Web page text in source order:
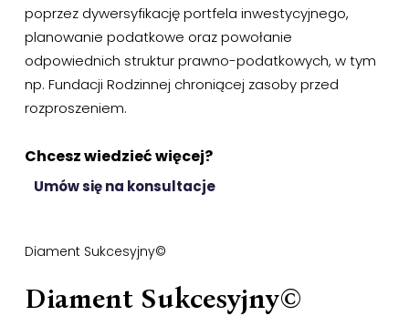
poprzez dywersyfikację portfela inwestycyjnego,
planowanie podatkowe oraz powołanie
odpowiednich struktur prawno-podatkowych, w tym
np. Fundacji Rodzinnej chroniącej zasoby przed
rozproszeniem.
Chcesz wiedzieć więcej?
Umów się na konsultacje
Diament Sukcesyjny©
Diament Sukcesyjny©